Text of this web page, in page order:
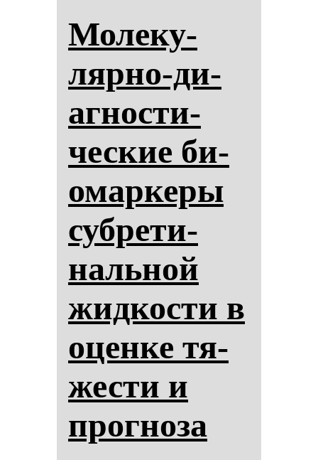
Мо­ле­ку­
ляр­но-ди­
аг­нос­ти­
чес­кие би­
омар­ке­ры
суб­ре­ти­
наль­ной
жид­кос­ти в
оцен­ке тя­
жес­ти и
прог­но­за